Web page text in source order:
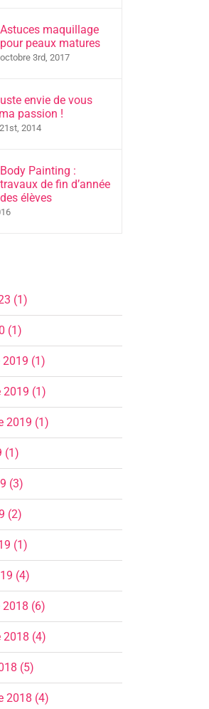
Maquillage :
discipline
Astuces maquillage
pour peaux matures
octobre 3rd, 2017
envie de vous
passion !
2014
Body Painting :
travaux de fin d’année
des élèves
(1)
(1)
2019 (1)
2019 (1)
2019 (1)
(1)
(3)
(2)
(1)
(4)
2018 (6)
2018 (4)
(5)
2018 (4)